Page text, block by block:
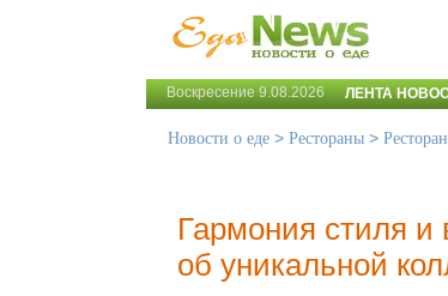
Воскресение 9.08.2026 ЛЕНТА
Новости о еде > Рестораны >
Гармония стиля и
об уникальной